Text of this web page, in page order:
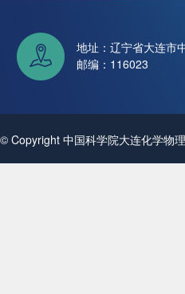
地址：辽宁省大连市
邮编：116023
© Copyright 中国科学院大连化学物